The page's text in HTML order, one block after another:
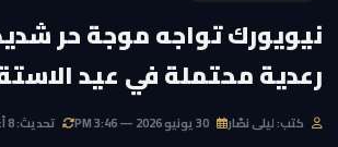
نيويورك تواجه موجة حر
رعدية محتملة في عيد
كتب: ليلى نصّار تحديث: 8 أغسطس 2026 — 1:44 AM